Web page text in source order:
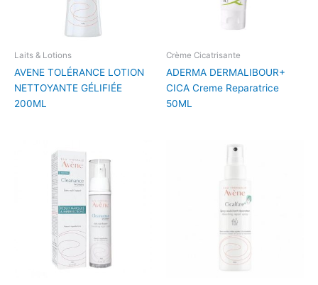
Laits & Lotions
AVENE TOLÉRANCE LOTION
NETTOYANTE GÉLIFIÉE
200ML
Crème Cicatrisante
ADERMA DERMALIBOUR+
CICA Creme Reparatrice
50ML